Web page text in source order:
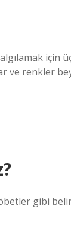
için
ve renkler
gibi